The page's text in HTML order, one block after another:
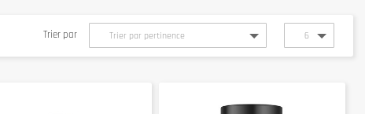
Trier par